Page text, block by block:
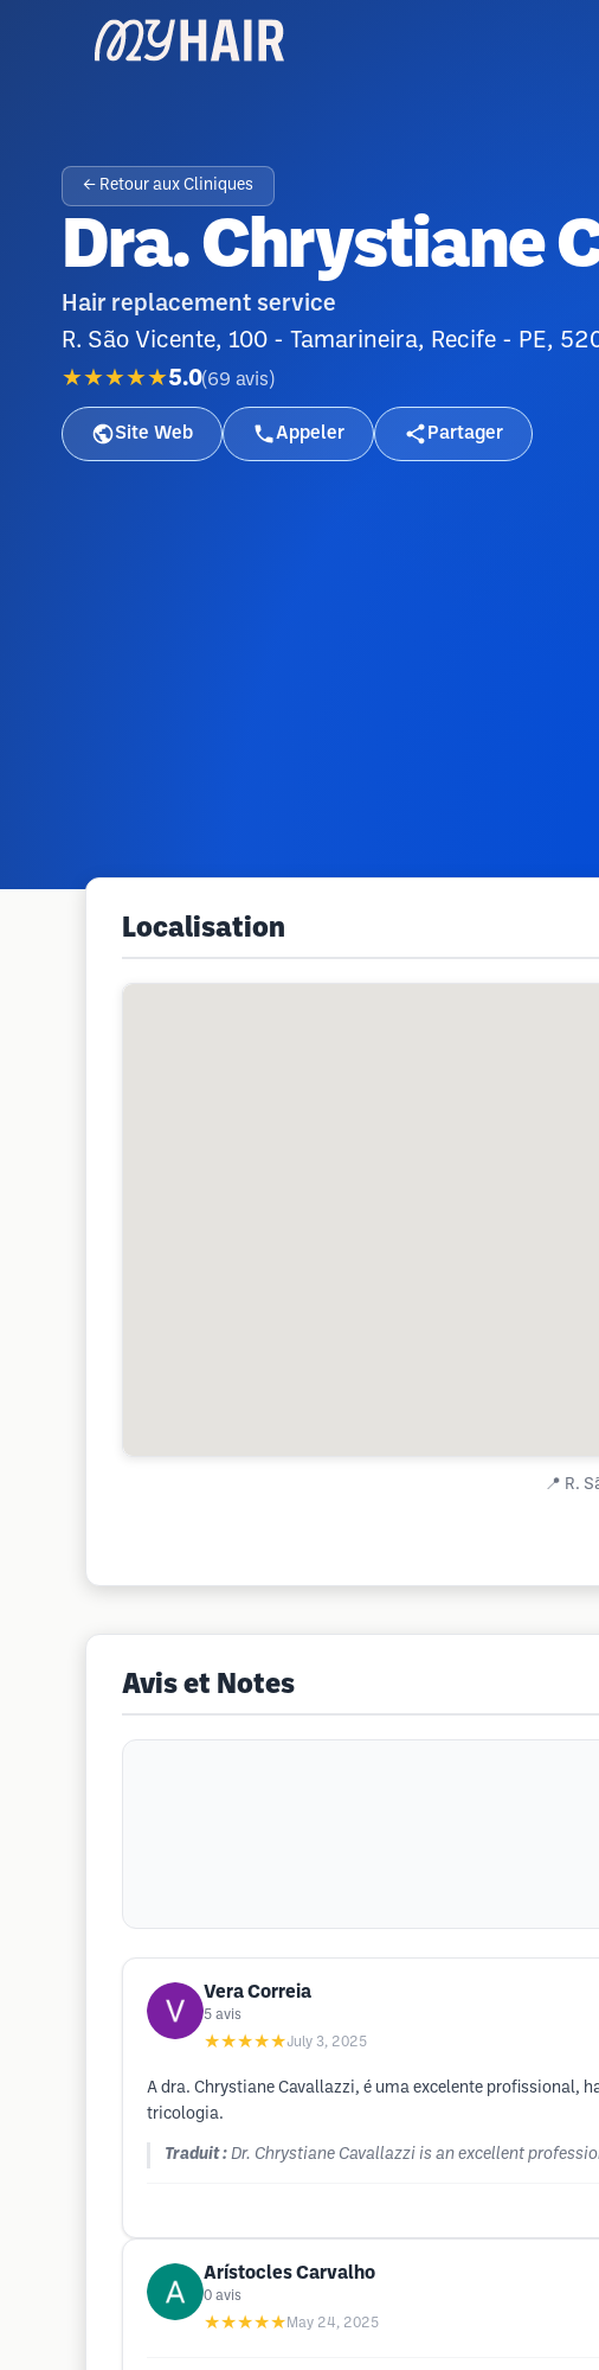
← Retour aux Cliniques
Dra. Chrystiane
Hair replacement service
R. São Vicente, 100 - Tamarineira, Recife - PE,
★★★★★5.0(69 avis )
Site Web Appeler Partager
Localisation
📍 R.
Avis et Notes
Vera Correia
5 avis
★★★★★July 3, 2025
A dra. Chrystiane Cavallazzi, é uma excelente profissional,
tricologia.
Traduit : Dr. Chrystiane Cavallazzi is an excellent
Arístocles Carvalho
0 avis
★★★★★ May 24, 2025